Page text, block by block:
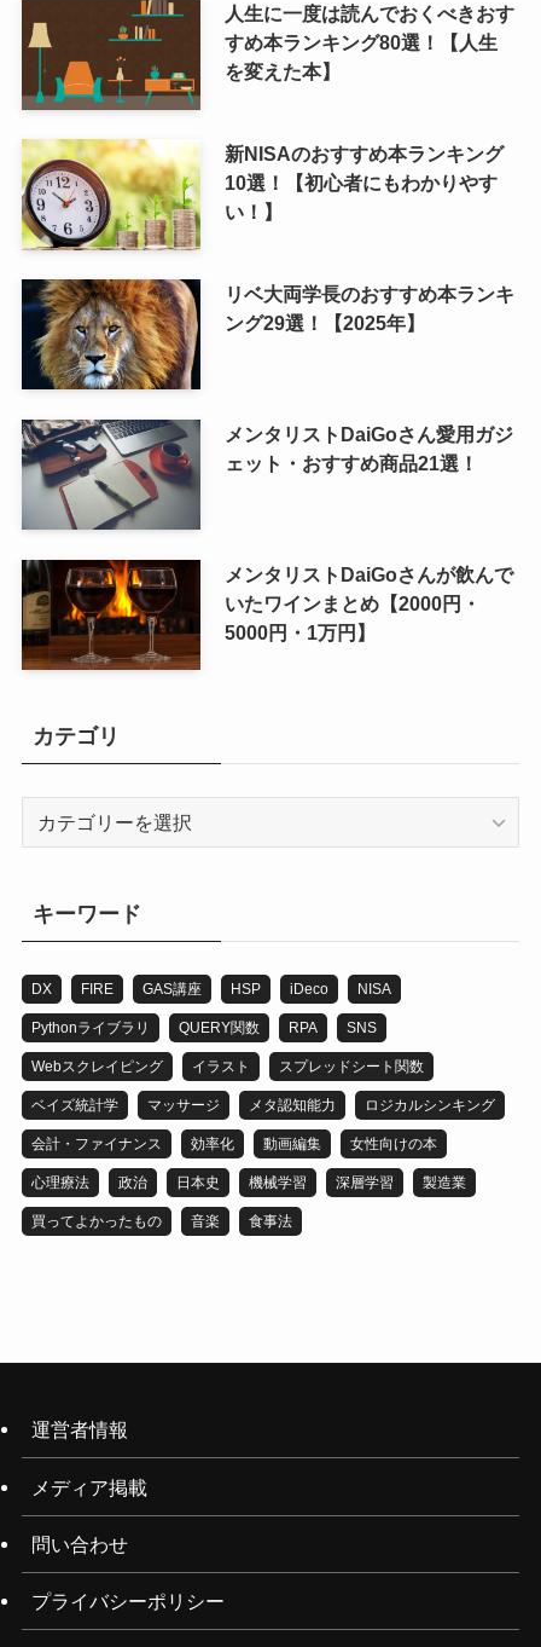
人生に一度は読んでおくべきおす
すめ本ランキング80選！【人生
を変えた本】
新NISAのおすすめ本ランキング
10選！【初心者にもわかりやす
い！】
リベ大両学長のおすすめ本ランキ
ング29選！【2025年】
メンタリストDaiGoさん愛用ガジ
ェット・おすすめ商品21選！
メンタリストDaiGoさんが飲んで
いたワインまとめ【2000円・
5000円・1万円】
カテゴリ
キーワード
DX FIRE GAS講座 HSP iDeco NISA
Pythonライブラリ QUERY関数 RPA SNS
Webスクレイピング イラスト スプレッドシート関数
ベイズ統計学 マッサージ メタ認知能力 ロジカルシンキング
会計・ファイナンス 効率化 動画編集 女性向けの本
心理療法 政治 日本史 機械学習 深層学習 製造業
買ってよかったもの 音楽 食事法
運営者情報
メディア掲載
問い合わせ
プライバシーポリシー